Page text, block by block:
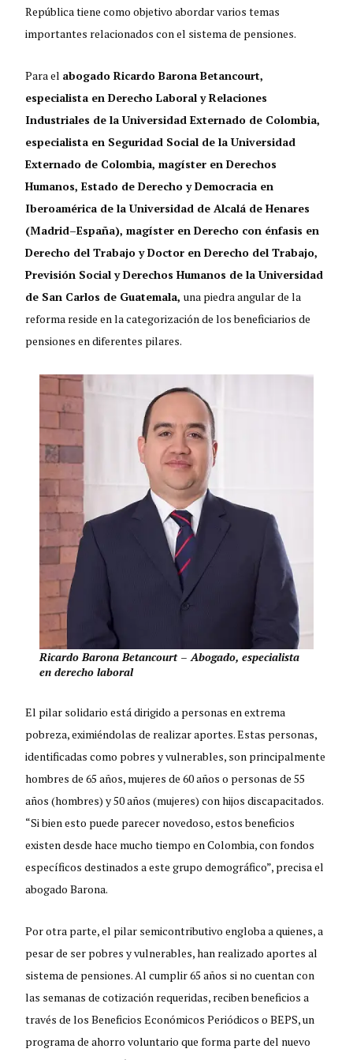
República tiene como objetivo abordar varios temas
importantes relacionados con el sistema de pensiones.
Para el abogado Ricardo Barona Betancourt,
especialista en Derecho Laboral y Relaciones
Industriales de la Universidad Externado de Colombia,
especialista en Seguridad Social de la Universidad
Externado de Colombia, magíster en Derechos
Humanos, Estado de Derecho y Democracia en
Iberoamérica de la Universidad de Alcalá de Henares
(Madrid–España), magíster en Derecho con énfasis en
Derecho del Trabajo y Doctor en Derecho del Trabajo,
Previsión Social y Derechos Humanos de la Universidad
de San Carlos de Guatemala,una piedra angular de la
reforma reside en la categorización de los beneficiarios de
pensiones en diferentes pilares.
Ricardo Barona Betancourt – Abogado, especialista
en derecho laboral
El pilar solidario está dirigido a personas en extrema
pobreza, eximiéndolas de realizar aportes. Estas personas,
identificadas como pobres y vulnerables, son principalmente
hombres de 65 años, mujeres de 60 años o personas de 55
años (hombres) y 50 años (mujeres) con hijos discapacitados.
“Si bien esto puede parecer novedoso, estos beneficios
existen desde hace mucho tiempo en Colombia, con fondos
específicos destinados a este grupo demográfico”, precisa el
abogado Barona.
Por otra parte, el pilar semicontributivo engloba a quienes, a
pesar de ser pobres y vulnerables, han realizado aportes al
sistema de pensiones. Al cumplir 65 años si no cuentan con
las semanas de cotización requeridas, reciben beneficios a
través de los Beneficios Económicos Periódicos o BEPS, un
programa de ahorro voluntario que forma parte del nuevo